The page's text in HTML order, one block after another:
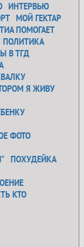
ИНТЕРВЬЮ
МОЙ ГЕКТАР
ТИА ПОМОГАЕТ
ПОЛИТИКА
В ТГД
Я ЖИВУ
ФОТО
ПОХУДЕЙКА
КТО